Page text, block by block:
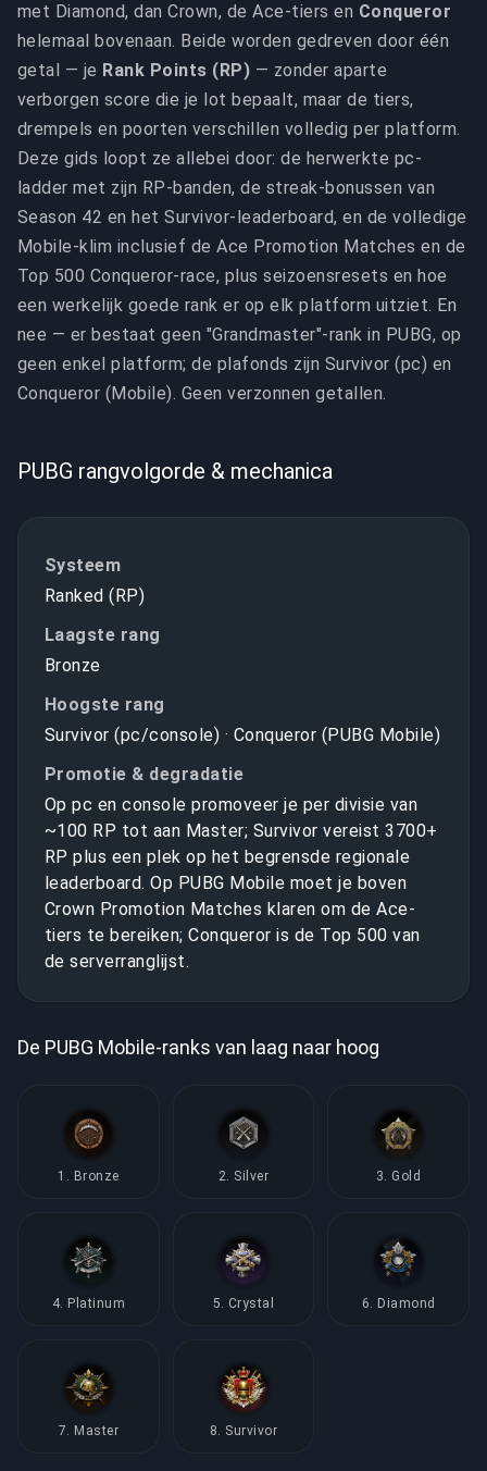
met Diamond, dan Crown, de Ace-tiers en Conqueror
helemaal bovenaan. Beide worden gedreven door één
getal — je Rank Points (RP) — zonder aparte
verborgen score die je lot bepaalt, maar de tiers,
drempels en poorten verschillen volledig per platform.
Deze gids loopt ze allebei door: de herwerkte pc-
ladder met zijn RP-banden, de streak-bonussen van
Season 42 en het Survivor-leaderboard, en de volledige
Mobile-klim inclusief de Ace Promotion Matches en de
Top 500 Conqueror-race, plus seizoensresets en hoe
een werkelijk goede rank er op elk platform uitziet. En
nee — er bestaat geen "Grandmaster"-rank in PUBG, op
geen enkel platform; de plafonds zijn Survivor (pc) en
Conqueror (Mobile). Geen verzonnen getallen.
PUBG rangvolgorde & mechanica
Systeem
Ranked (RP)
Laagste rang
Bronze
Hoogste rang
Survivor (pc/console) · Conqueror (PUBG Mobile)
Promotie & degradatie
Op pc en console promoveer je per divisie van
~100 RP tot aan Master; Survivor vereist 3700+
RP plus een plek op het begrensde regionale
leaderboard. Op PUBG Mobile moet je boven
Crown Promotion Matches klaren om de Ace-
tiers te bereiken; Conqueror is de Top 500 van
de serverranglijst.
De PUBG Mobile-ranks van laag naar hoog
1. Bronze 2. Silver 3. Gold
4. Platinum 5. Crystal 6. Diamond
7. Master 8. Survivor